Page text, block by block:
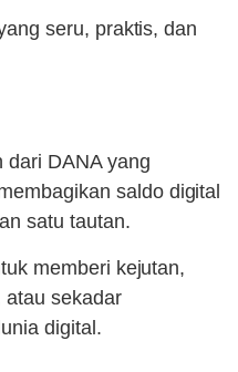
seru, praktis, dan
dari DANA yang
saldo digital
satu tautan.
memberi kejutan,
atau sekadar
digital.